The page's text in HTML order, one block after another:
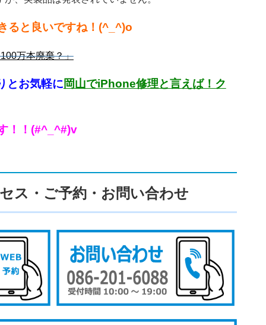
ると良いですね！(^_^)o
万本廃棄？」
とお気軽に岡山でiPhone修理と言えば！ク
！！(#^_^#)v
ス・ご予約・お問い合わせ